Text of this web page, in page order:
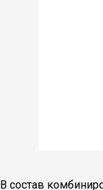
В состав